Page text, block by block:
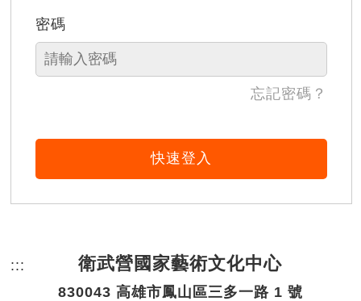
密碼
忘記密碼？
快速登入
::: 頁尾網站資訊。
衛武營國家藝術文化中心
830043 高雄市鳳山區三多一路 1 號